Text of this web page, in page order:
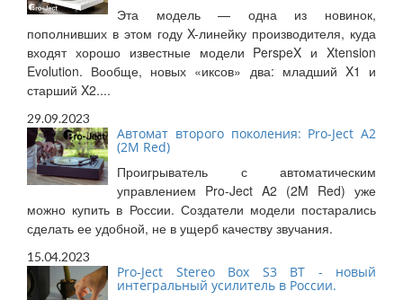
Эта модель — одна из новинок,
пополнивших в этом году X-линейку производителя, куда
входят хорошо известные модели PerspeX и Xtension
Evolution. Вообще, новых «иксов» два: младший X1 и
старший X2....
29.09.2023
Автомат второго поколения: Pro-Ject A2
(2M Red)
Проигрыватель с автоматическим
управлением Pro-Ject A2 (2M Red) уже
можно купить в России. Создатели модели постарались
сделать ее удобной, не в ущерб качеству звучания.
15.04.2023
Pro-Ject Stereo Box S3 BT - новый
интегральный усилитель в России.